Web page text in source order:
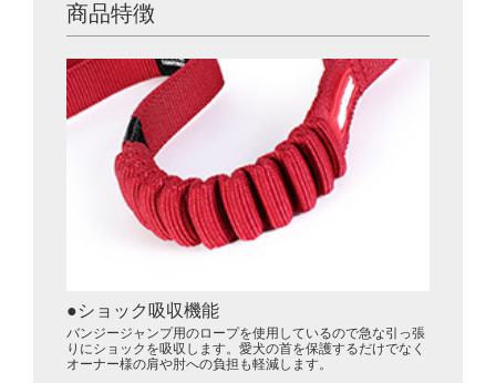
商品特徴
ショック吸収機能
バンジージャンプ用のロープを使用しているので急な引っ張
りにショックを吸収します。愛犬の首を保護するだけでなく
オーナー様の肩や肘への負担も軽減します。